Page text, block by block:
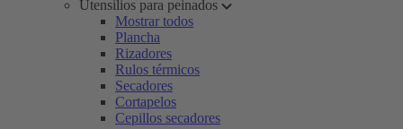
Utensilios para peinados
Mostrar todos
Plancha
Rizadores
Rulos térmicos
Secadores
Cortapelos
Cepillos secadores